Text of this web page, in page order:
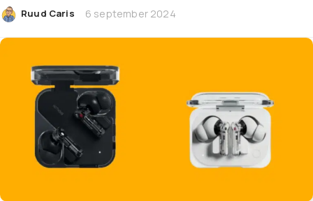
Ruud Caris 6 september 2024